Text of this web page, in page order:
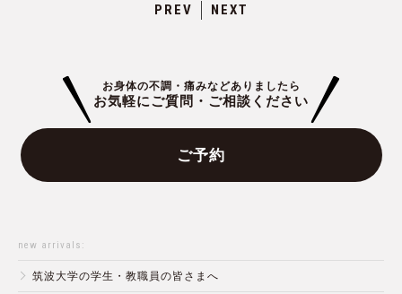
PREV NEXT
お身体の不調・痛みなどありましたら
お気軽にご質問・ご相談ください
ご予約
new arrivals:
筑波大学の学生・教職員の皆さまへ